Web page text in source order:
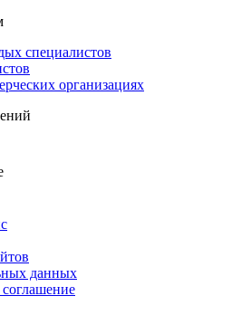
специалистов
организациях
данных
соглашение